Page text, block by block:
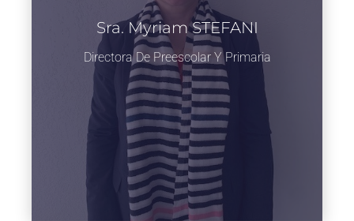
Sra. Myriam STEFANI
Directora De Preescolar Y Primaria